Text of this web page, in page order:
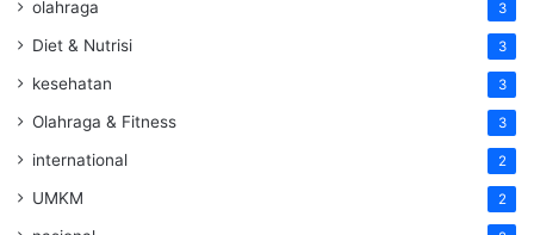
olahraga 3
Diet & Nutrisi 3
kesehatan 3
Olahraga & Fitness 3
international 2
UMKM 2